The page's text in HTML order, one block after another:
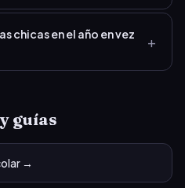
chicas en el año en vez
+
guías
→